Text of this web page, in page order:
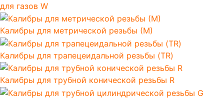
для газов W
Калибры для метрической резьбы (М)
Калибры для трапецеидальной резьбы (TR)
Калибры для трубной конической резьбы R